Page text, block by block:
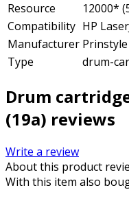
Resource
12000*
Compatibility HP
Manufacturer Prinstyle
Type
drum-
Drum cartridge
(19a) reviews
Write a review
About this product
With this item also